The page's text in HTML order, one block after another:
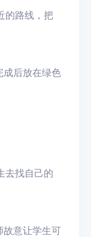
的路线，把
成后放在绿色
去找自己的
故意让学生可